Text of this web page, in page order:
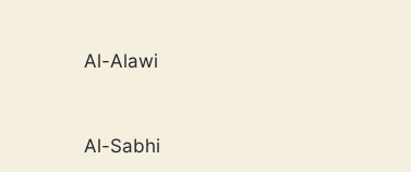
Al-Alawi
Al-Sabhi